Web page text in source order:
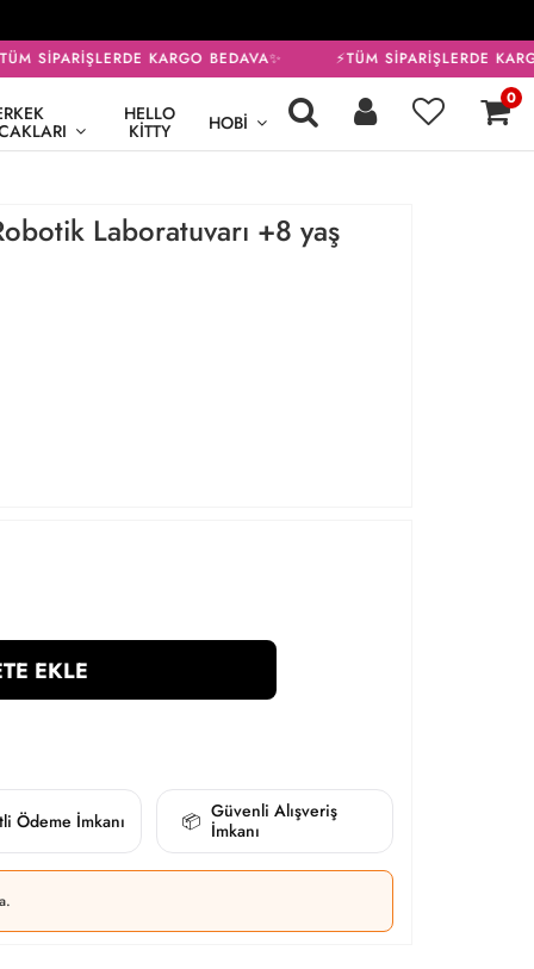
SİPARİŞLERDE KARGO BEDAVA✨ ⚡TÜM SİPARİŞLERDE
HELLO
KITTY HOBI
0
Laboratuvarı +8 yaş
EKLE
Ödeme İmkanı 📦 Güvenli Alışveriş
İmkanı